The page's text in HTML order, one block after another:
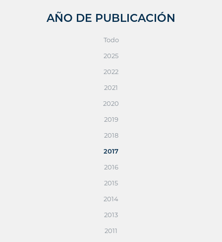
AÑO DE PUBLICACIÓN
Todo
2025
2022
2021
2020
2019
2018
2017
2016
2015
2014
2013
2011